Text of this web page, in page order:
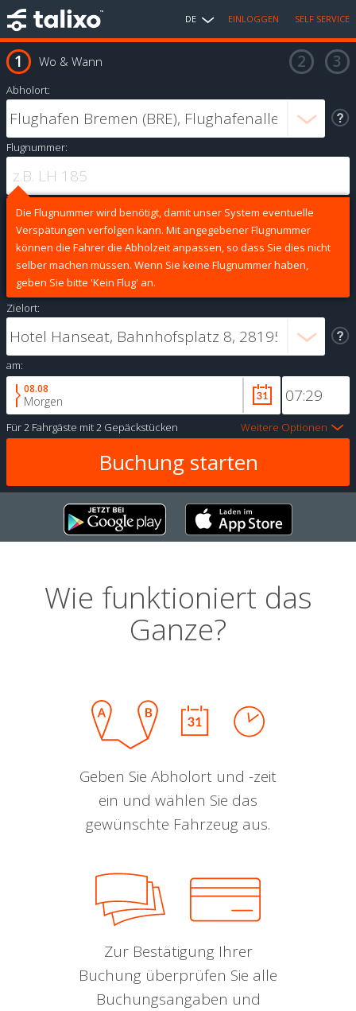
DE EINLOGGEN SELF SERVICE
Wo & Wann
Abholort:
Flugnummer:
Die Flugnummer wird benötigt, damit unser System eventuelle
Verspätungen verfolgen kann. Mit angegebener Flugnummer
können die Fahrer die Abholzeit anpassen, so dass Sie dies nicht
selber machen müssen. Wenn Sie keine Flugnummer haben,
geben Sie bitte 'Kein Flug' an.
Zielort:
am:
08.08
Morgen
Für2 Fahrgäste mit2 Gepäckstücken Weitere Optionen
Wie funktioniert das
Ganze?
Geben Sie Abholort und -zeit
ein und wählen Sie das
gewünschte Fahrzeug aus.
Zur Bestätigung Ihrer
Buchung überprüfen Sie alle
Buchungsangaben und